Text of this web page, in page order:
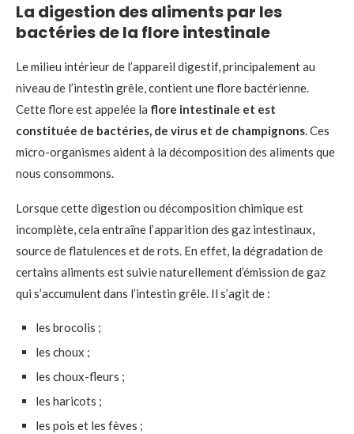
La digestion des aliments par les
bactéries de la flore intestinale
Le milieu intérieur de l’appareil digestif, principalement au
niveau de l’intestin grêle, contient une flore bactérienne.
Cette flore est appelée la flore intestinale et est
constituée de bactéries, de virus et de champignons. Ces
micro-organismes aident à la décomposition des aliments que
nous consommons.
Lorsque cette digestion ou décomposition chimique est
incomplète, cela entraîne l’apparition des gaz intestinaux,
source de flatulences et de rots. En effet, la dégradation de
certains aliments est suivie naturellement d’émission de gaz
qui s’accumulent dans l’intestin grêle. Il s’agit de :
les brocolis ;
les choux ;
les choux-fleurs ;
les haricots ;
les pois et les fèves ;